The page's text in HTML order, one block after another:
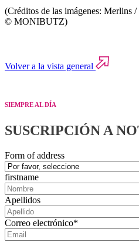
(Créditos de las imágenes: Merlins
© MONIBUTZ)
Volver a la vista general
SIEMPRE AL DÍA
SUSCRIPCIÓN A
Form of address
firstname
Apellidos
Correo electrónico*